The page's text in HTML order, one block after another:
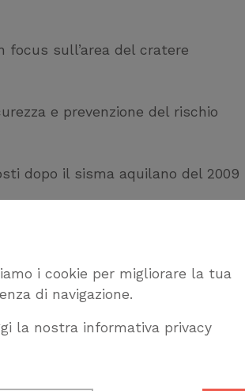
i cookie per migliorare la tua
di navigazione.
la nostra informativa privacy
focus sull’area del cratere
e prevenzione del rischio
dopo il sisma aquilano del 2009
Lavori Pubblici
per la ricostruzione sisma